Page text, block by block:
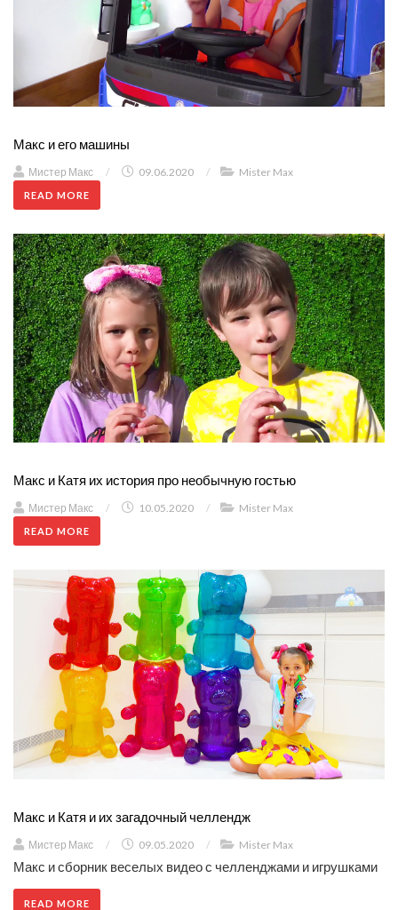
Макс и его машины
Мистер Макс / 09.06.2020 / Mister Max
READ MORE
Макс и Катя их история про необычную гостью
Мистер Макс / 10.05.2020 / Mister Max
READ MORE
Макс и Катя и их загадочный челлендж
Мистер Макс / 09.05.2020 / Mister Max
Макс и сборник веселых видео с челленджами и игрушками
READ MORE